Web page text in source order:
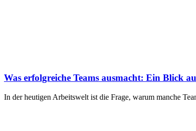
Was erfolgreiche Teams ausmacht: Ein Blick
In der heutigen Arbeitswelt ist die Frage, warum manche